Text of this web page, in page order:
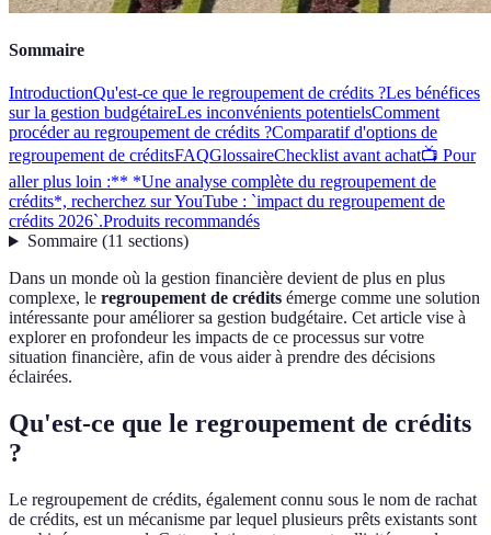
Sommaire
IntroductionQu'est-ce que le regroupement de crédits ?Les bénéfices
sur la gestion budgétaireLes inconvénients potentielsComment
procéder au regroupement de crédits ?Comparatif d'options de
regroupement de créditsFAQGlossaireChecklist avant achat📺 Pour
aller plus loin :** *Une analyse complète du regroupement de
crédits*, recherchez sur YouTube : `impact du regroupement de
crédits 2026`.Produits recommandés
Sommaire(11 sections)
Dans un monde où la gestion financière devient de plus en plus
complexe, le regroupement de crédits émerge comme une solution
intéressante pour améliorer sa gestion budgétaire. Cet article vise à
explorer en profondeur les impacts de ce processus sur votre
situation financière, afin de vous aider à prendre des décisions
éclairées.
Qu'est-ce que le regroupement de crédits
?
Le regroupement de crédits, également connu sous le nom de rachat
de crédits, est un mécanisme par lequel plusieurs prêts existants sont